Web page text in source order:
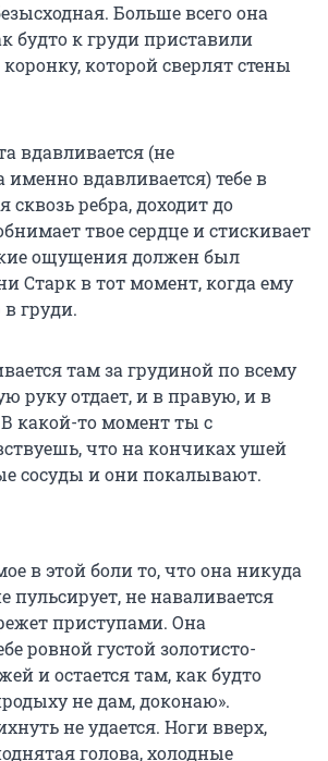
Больше всего она
будто к груди приставили
которой сверлят стены
вдавливается (не
именно вдавливается) тебе в
сквозь ребра, доходит до
твое сердце и стискивает
ощущения должен был
Старк в тот момент, когда ему
груди.
там за грудиной по всему
руку отдает, и в правую, и в
какой-то момент ты с
что на кончиках ушей
сосуды и они покалывают.
в этой боли то, что она никуда
пульсирует, не наваливается
приступами. Она
ровной густой золотисто-
и остается там, как будто
не дам, доконаю».
не удается. Ноги вверх,
голова, холодные